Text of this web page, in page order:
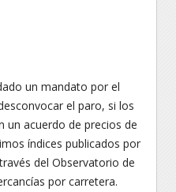
un mandato por el
el paro, si los
un acuerdo de precios de
índices publicados por
del Observatorio de
por carretera.